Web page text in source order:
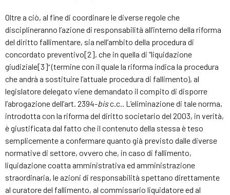
Oltre a ciò, al fine di coordinare le diverse regole che
disciplineranno l’azione di responsabilità all’interno della riforma
del diritto fallimentare, sia nell’ambito della procedura di
concordato preventivo[2], che in quella di “liquidazione
giudiziale[3]”(termine con il quale la riforma indica la procedura
che andrà a sostituire l’attuale procedura di fallimento), al
legislatore delegato viene demandato il compito di disporre
l’abrogazione dell’art. 2394-bisc.c.. L’eliminazione di tale norma,
introdotta con la riforma del diritto societario del 2003, in verità,
è giustificata dal fatto che il contenuto della stessa è teso
semplicemente a confermare quanto già previsto dalle diverse
normative di settore, ovvero che, in caso di fallimento,
liquidazione coatta amministrativa ed amministrazione
straordinaria, le azioni di responsabilità spettano direttamente
al curatore del fallimento, al commissario liquidatore ed al